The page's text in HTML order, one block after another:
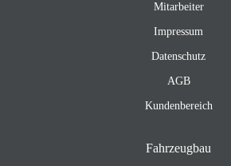
Mitarbeiter
Impressum
Datenschutz
AGB
Kundenbereich
Fahrzeugbau